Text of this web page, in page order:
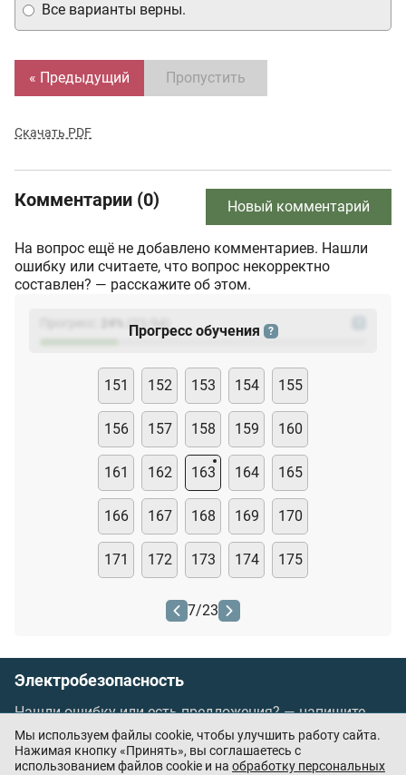
Все варианты верны.
« Предыдущий Пропустить
Скачать PDF
Комментарии (0) Новый комментарий
На вопрос ещё не добавлено комментариев. Нашли
ошибку или считаете, что вопрос некорректно
составлен? — расскажите об этом.
(23
Прогресс обучения ?
151 152 153 154 155
156 157 158 159 160
161 162 163 164 165
166 167 168 169 170
171 172 173 174 175
7/23
Электробезопасность
Нашли ошибку или есть предложения? —напишите
нам
Порядок проведения оплаты по банковским
картам/Цены/Оферта
Мы используем файлы cookie, чтобы улучшить работу сайта.
Нажимая кнопку «Принять», вы соглашаетесь с
использованием файлов cookie и на обработку персональных